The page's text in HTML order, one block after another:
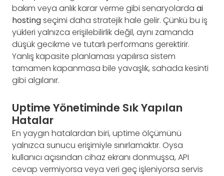
bakım veya anlık karar verme gibi senaryolarda ai
hostingseçimi daha stratejik hale gelir. Çünkü bu iş
yükleri yalnızca erişilebilirlik değil, aynı zamanda
düşük gecikme ve tutarlı performans gerektirir.
Yanlış kapasite planlaması yapılırsa sistem
tamamen kapanmasa bile yavaşlık, sahada kesinti
gibi algılanır.
Uptime Yönetiminde Sık Yapılan
Hatalar
En yaygın hatalardan biri, uptime ölçümünü
yalnızca sunucu erişimiyle sınırlamaktır. Oysa
kullanıcı açısından cihaz ekranı donmuşsa, API
cevap vermiyorsa veya veri geç işleniyorsa servis